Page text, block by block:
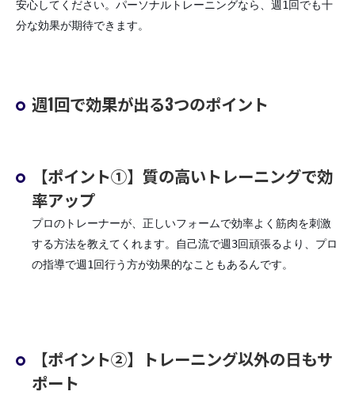
安心してください。パーソナルトレーニングなら、週1回でも十
分な効果が期待できます。
週1回で効果が出る3つのポイント
【ポイント①】質の高いトレーニングで効
率アップ
プロのトレーナーが、正しいフォームで効率よく筋肉を刺激
する方法を教えてくれます。自己流で週3回頑張るより、プロ
の指導で週1回行う方が効果的なこともあるんです。
【ポイント②】トレーニング以外の日もサ
ポート